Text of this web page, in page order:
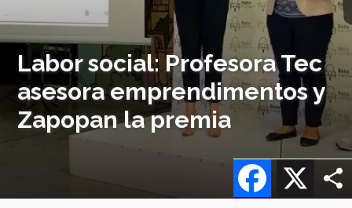
Labor social: Profesora Tec
asesora emprendimentos y
Zapopan la premia
X
Facebook